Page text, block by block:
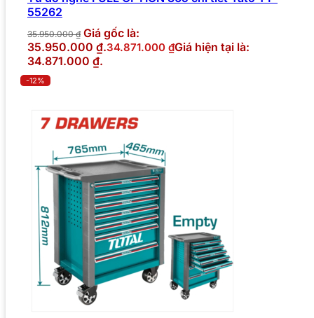
55262
35.950.000₫ Giá gốc là:
35.950.000 ₫.34.871.000 ₫Giá hiện tại là:
34.871.000 ₫.
-12%